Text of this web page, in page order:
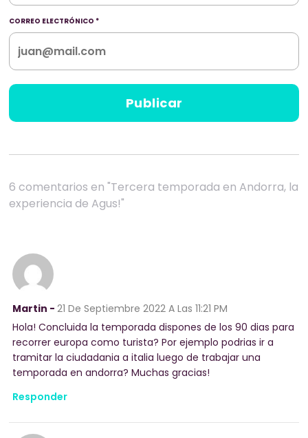
CORREO ELECTRÓNICO *
6 comentarios en "Tercera temporada en Andorra, la
experiencia de Agus!"
Martin - 21 De Septiembre 2022 A Las 11:21 PM
Hola! Concluida la temporada dispones de los 90 dias para
recorrer europa como turista? Por ejemplo podrias ir a
tramitar la ciudadania a italia luego de trabajar una
temporada en andorra? Muchas gracias!
Responder